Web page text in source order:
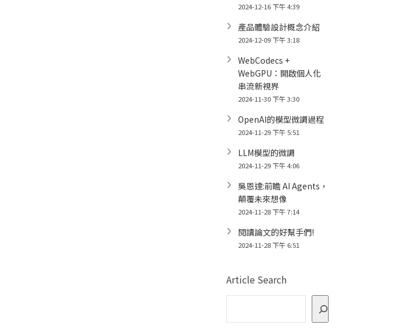
2024-12-16 下午 4:39
產品體驗設計概念介紹
2024-12-09 下午 3:18
WebCodecs +
WebGPU：開啟個人化
串流新視界
2024-11-30 下午 3:30
OpenAI的模型微調過程
2024-11-29 下午 5:51
LLM模型的微調
2024-11-29 下午 4:06
吳恩達:前瞻 AI Agents，
顛覆未來想像
2024-11-28 下午 7:14
閱讀論文的好幫手們!
2024-11-28 下午 6:51
Article Search